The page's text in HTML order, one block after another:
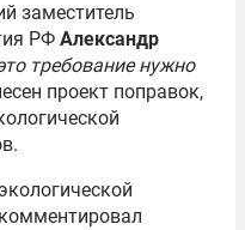
заместитель
РФ Александр
требование нужно
проект поправок,